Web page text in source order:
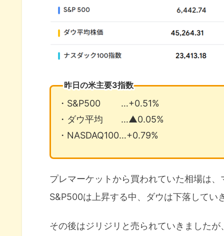
昨日の米主要3指数
・S&P500 …+0.51%
・ダウ平均 …▲0.05%
・NASDAQ100…+0.79%
プレマーケットから買われていた相場は
S&P500は上昇する中、ダウは下落してい
その後はジリジリと売られていきました